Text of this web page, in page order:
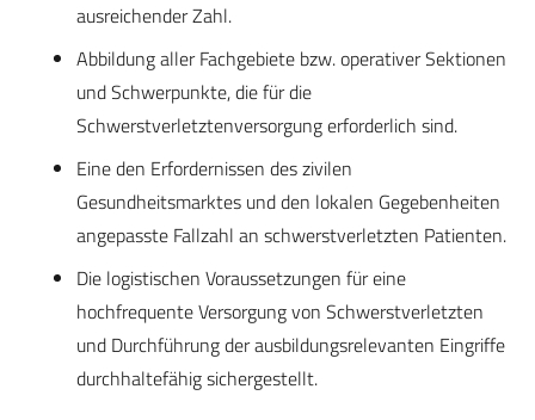
ausreichender Zahl.
Abbildung aller Fachgebiete bzw. operativer Sektionen
und Schwerpunkte, die für die
Schwerstverletztenversorgung erforderlich sind.
Eine den Erfordernissen des zivilen
Gesundheitsmarktes und den lokalen Gegebenheiten
angepasste Fallzahl an schwerstverletzten Patienten.
Die logistischen Voraussetzungen für eine
hochfrequente Versorgung von Schwerstverletzten
und Durchführung der ausbildungsrelevanten Eingriffe
durchhaltefähig sichergestellt.